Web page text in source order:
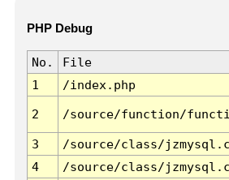
PHP Debug
No. File
1
/index.php
2 /source/function/
3 /source/class/
4
/source/class/